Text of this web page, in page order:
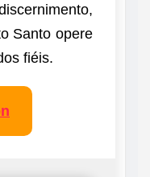
Santo opere
fiéis.